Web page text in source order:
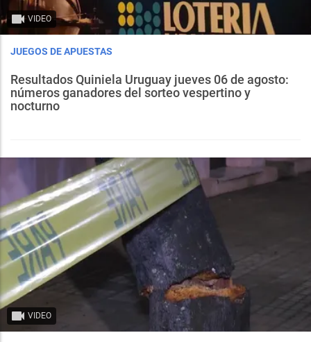
VIDEO
JUEGOS DE APUESTAS
Resultados Quiniela Uruguay jueves 06 de agosto:
números ganadores del sorteo vespertino y
nocturno
VIDEO